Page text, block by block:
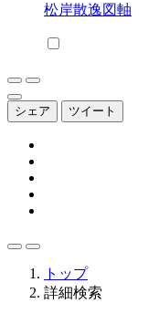
松岸散逸図軸
シェア ツイート
トップ
詳細検索